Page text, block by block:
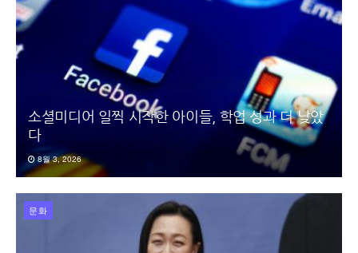
소셜미디어 일찍 시작한 아이들, 학업 성과 더 낮았
다
8월 3, 2026
문화